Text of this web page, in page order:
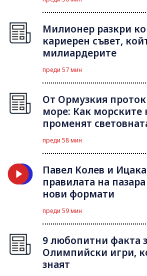
Милионер разкри
кариерен съвет,
милиардерите
преди 57 мин
От Ормузкия
море: Как морските
променят
преди 58 мин
Павел Колев и
правилата на
нови формати
преди 59 мин
9 любопитни факта
Олимпийски игри,
знаят